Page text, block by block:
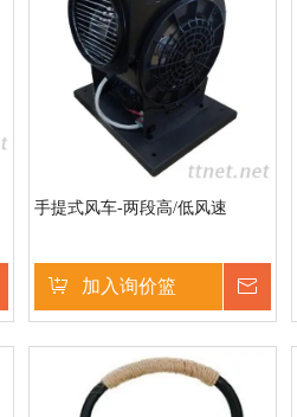
手提式风车-两段高/低风速
加入询价篮